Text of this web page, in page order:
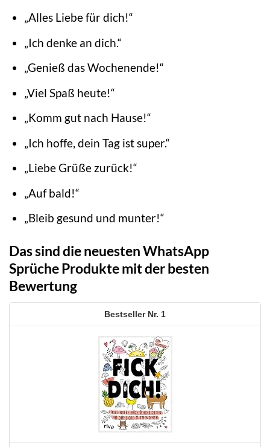
„Alles Liebe für dich!“
„Ich denke an dich.“
„Genieß das Wochenende!“
„Viel Spaß heute!“
„Komm gut nach Hause!“
„Ich hoffe, dein Tag ist super.“
„Liebe Grüße zurück!“
„Auf bald!“
„Bleib gesund und munter!“
Das sind die neuesten WhatsApp
Sprüche Produkte mit der besten
Bewertung
1